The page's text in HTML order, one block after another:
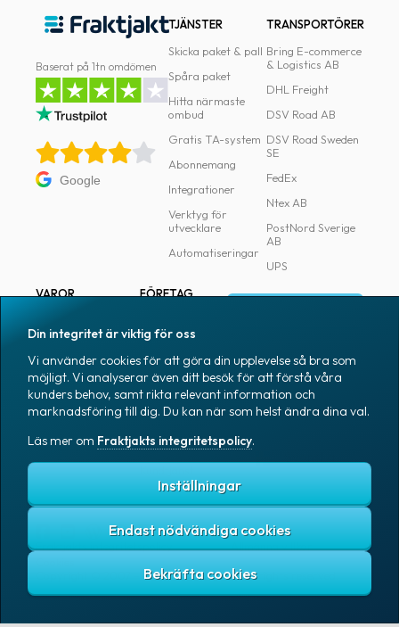
Baserat på 1tn omdömen
Google
TJÄNSTER
Skicka paket & pall
Spåra paket
Hitta närmaste
ombud
Gratis TA-system
Abonnemang
Integrationer
Verktyg för
utvecklare
Automatiseringar
TRANSPORTÖRER
Bring E-commerce
& Logistics AB
DHL Freight
DSV Road AB
DSV Road Sweden
SE
FedEx
Ntex AB
PostNord Sverige
AB
UPS
VAROR
Märkning
Emballage
Emballagetillbehör
Kontorsvaror
FÖRETAG
Pressrum
Medarbetare
Jobb & karriär
Nyhetsarkiv
Blogg
Skapa konto
Fraktjakts integritetspolicy
Allmänna villkor
Copyright © 2007 – 2026 Fraktjakt AB. All rights reserved.
Din integritet är viktig för oss
Vi använder cookies för att göra din upplevelse så bra som
möjligt. Vi analyserar även ditt besök för att förstå våra
kunders behov, samt rikta relevant information och
marknadsföring till dig. Du kan när som helst ändra dina val.
Läs mer om Fraktjakts integritetspolicy.
Inställningar
Endast nödvändiga cookies